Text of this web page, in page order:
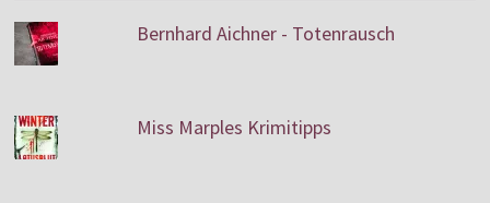
Bernhard Aichner - Totenrausch
Miss Marples Krimitipps